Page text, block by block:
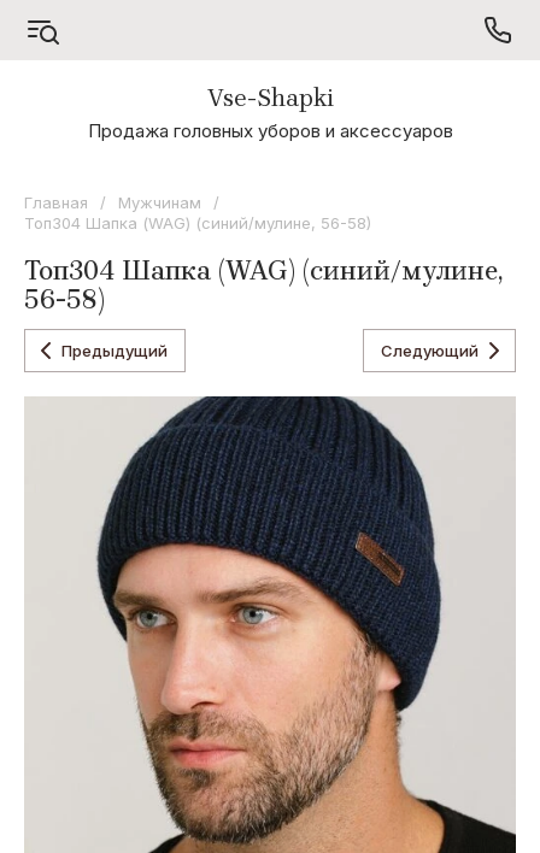
А - Я
Odyssey
Oxygon
Коллекция
Flamenco
Коллекция
Коллекция
Concept
Коллекция
Paola
Belleza
Vse-Shapki
Продажа головных уборов и аксессуаров
Главная / Мужчинам
/
Топ304 Шапка (WAG) (синий/мулине, 56-58)
Топ304 Шапка (WAG) (синий/мулине,
56-58)
Предыдущий Следующий